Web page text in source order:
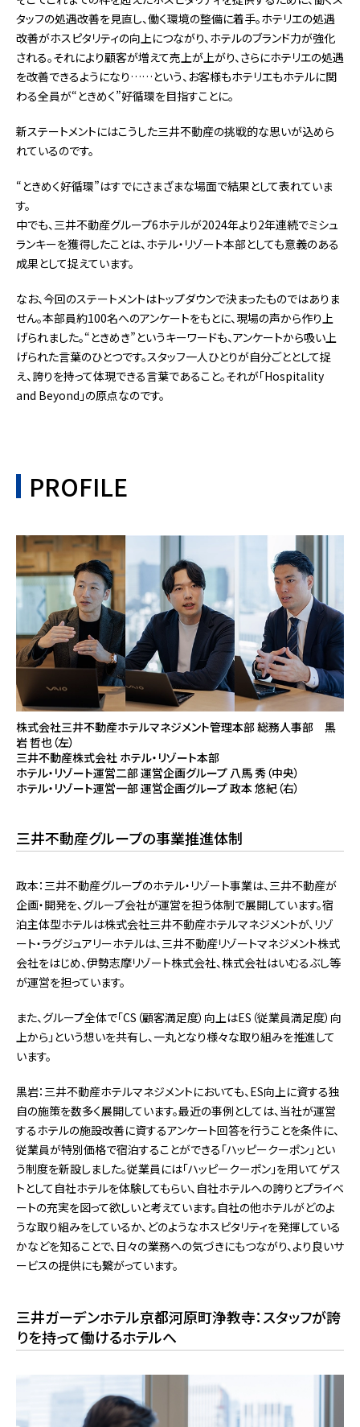
タッフの処遇改善を見直し、働く環境の整備に着手。ホテリエの処遇
改善がホスピタリティの向上につながり、ホテルのブランド力が強化
される。それにより顧客が増えて売上が上がり、さらにホテリエの処遇
を改善できるようになり……という、お客様もホテリエもホテルに関
わる全員が“ときめく”好循環を目指すことに。
新ステートメントにはこうした三井不動産の挑戦的な思いが込めら
れているのです。
“ときめく好循環”はすでにさまざまな場面で結果として表れていま
す。
中でも、三井不動産グループ6ホテルが2024年より2年連続でミシュ
ランキーを獲得したことは、ホテル・リゾート本部としても意義のある
成果として捉えています。
なお、今回のステートメントはトップダウンで決まったものではありま
せん。本部員約100名へのアンケートをもとに、現場の声から作り上
げられました。“ときめき”というキーワードも、アンケートから吸い上
げられた言葉のひとつです。スタッフ一人ひとりが自分ごととして捉
え、誇りを持って体現できる言葉であること。それが「Hospitality
and Beyond」の原点なのです。
PROFILE
株式会社三井不動産ホテルマネジメント管理本部 総務人事部 黒
岩 哲也（左）
三井不動産株式会社 ホテル・リゾート本部
ホテル・リゾート運営二部 運営企画グループ 八馬 秀（中央）
ホテル・リゾート運営一部 運営企画グループ 政本 悠紀（右）
三井不動産グループの事業推進体制
政本：三井不動産グループのホテル・リゾート事業は、三井不動産が
企画・開発を、グループ会社が運営を担う体制で展開しています。宿
泊主体型ホテルは株式会社三井不動産ホテルマネジメントが、リゾ
ート・ラグジュアリーホテルは、三井不動産リゾートマネジメント株式
会社をはじめ、伊勢志摩リゾート株式会社、株式会社はいむるぶし等
が運営を担っています。
また、グループ全体で「CS（顧客満足度）向上はES（従業員満足度）向
上から」という想いを共有し、一丸となり様々な取り組みを推進して
います。
黒岩：三井不動産ホテルマネジメントにおいても、ES向上に資する独
自の施策を数多く展開しています。最近の事例としては、当社が運営
するホテルの施設改善に資するアンケート回答を行うことを条件に、
従業員が特別価格で宿泊することができる「ハッピークーポン」とい
う制度を新設しました。従業員には「ハッピークーポン」を用いてゲス
トとして自社ホテルを体験してもらい、自社ホテルへの誇りとプライベ
ートの充実を図って欲しいと考えています。自社の他ホテルがどのよ
うな取り組みをしているか、どのようなホスピタリティを発揮している
かなどを知ることで、日々の業務への気づきにもつながり、より良いサ
ービスの提供にも繋がっています。
三井ガーデンホテル京都河原町浄教寺：スタッフが誇
りを持って働けるホテルへ